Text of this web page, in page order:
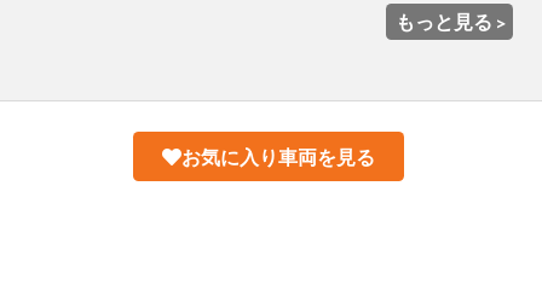
もっと見る
お気に入り車両を見る